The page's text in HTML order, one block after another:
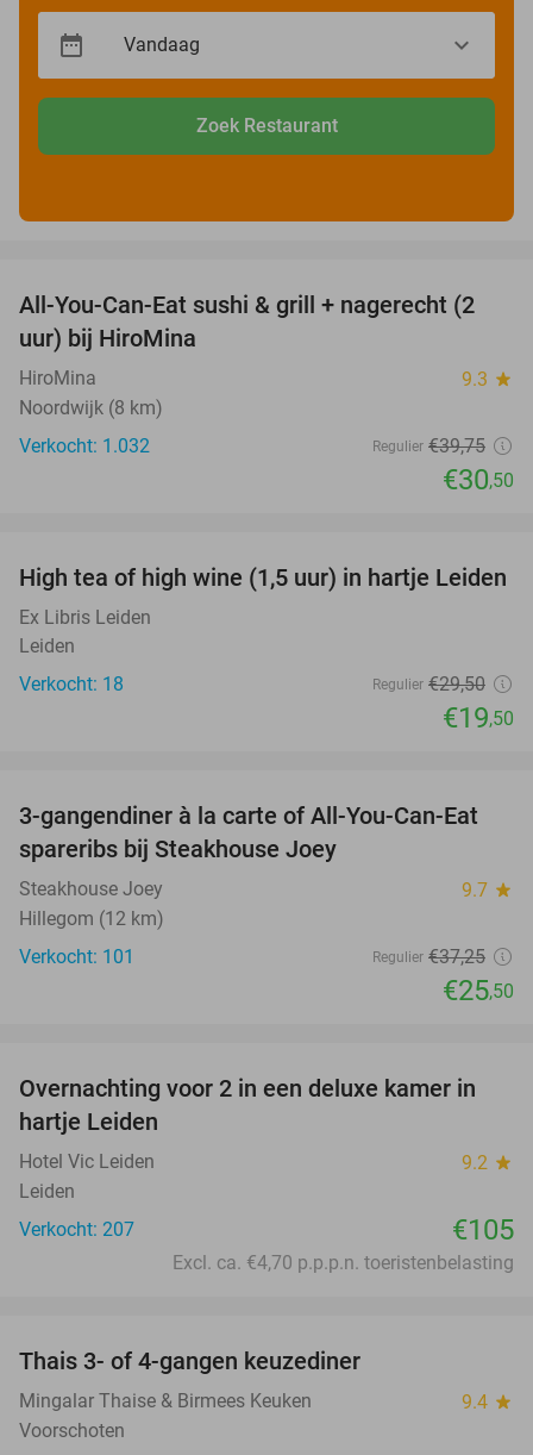
Zoek Restaurant
23%
All-You-Can-Eat sushi & grill + nagerecht (2
uur) bij HiroMina
HiroMina 9.3 star
Noordwijk (8 km)
Verkocht: 1.032
Regulier €39,75
€30,50
34%
High tea of high wine (1,5 uur) in hartje Leiden
Ex Libris Leiden
Leiden
Verkocht: 18
Regulier €29,50
€19,50
32%
3-gangendiner à la carte of All-You-Can-Eat
spareribs bij Steakhouse Joey
Steakhouse Joey 9.7 star
Hillegom (12 km)
Verkocht: 101
Regulier €37,25
€25,50
Overnachting voor 2 in een deluxe kamer in
hartje Leiden
Hotel Vic Leiden 9.2 star
Leiden
Verkocht: 207
€105
Excl. ca. €4,70 p.p.p.n. toeristenbelasting
Thais 3- of 4-gangen keuzediner
Mingalar Thaise & Birmees Keuken 9.4 star
Voorschoten